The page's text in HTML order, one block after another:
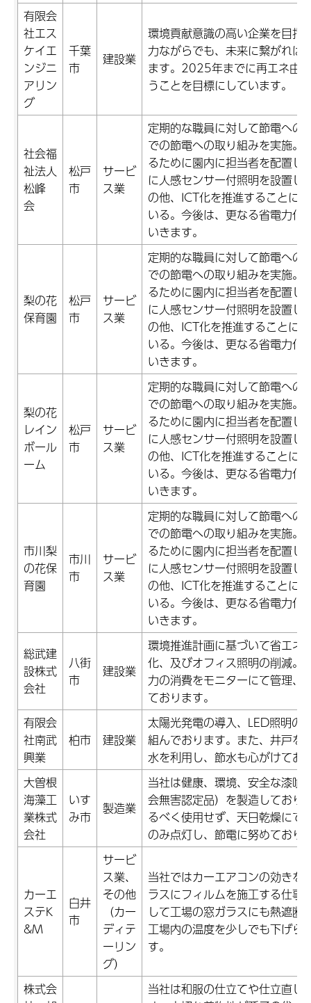
有限会
社エス
ケイエ
ンジニ
アリン
グ
千葉
市
建設業
環境貢献意識の高い企業を目指
力ながらでも、未来に繋がれば
ます。2025年までに再エネ由
うことを目標にしています。
社会福
祉法人
松峰
会
松戸
市
サービ
ス業
定期的な職員に対して節電への
での節電への取り組みを実施。
るために園内に担当者を配置し
に人感センサー付照明を設置し
の他、ICT化を推進することに
いる。今後は、更なる省電力化
いきます。
梨の花
保育園
松戸
市
サービ
ス業
定期的な職員に対して節電への
での節電への取り組みを実施。
るために園内に担当者を配置し
に人感センサー付照明を設置し
の他、ICT化を推進することに
いる。今後は、更なる省電力化
いきます。
梨の花
レイン
ボール
ーム
松戸
市
サービ
ス業
定期的な職員に対して節電への
での節電への取り組みを実施。
るために園内に担当者を配置し
に人感センサー付照明を設置し
の他、ICT化を推進することに
いる。今後は、更なる省電力化
いきます。
市川梨
の花保
育園
市川
市
サービ
ス業
定期的な職員に対して節電への
での節電への取り組みを実施。
るために園内に担当者を配置し
に人感センサー付照明を設置し
の他、ICT化を推進することに
いる。今後は、更なる省電力化
いきます。
総武建
設株式
会社
八街
市
建設業
環境推進計画に基づいて省エネ
化、及びオフィス照明の削減。
力の消費をモニターにて管理、
ております。
有限会
社南武
興業
柏市 建設業
太陽光発電の導入、LED照明の
組んでおります。また、井戸を
水を利用し、節水も心がけてお
大曽根
海藻工
業株式
会社
いす
み市
製造業
当社は健康、環境、安全な漆喰
会無害認定品）を製造しており
るべく使用せず、天日乾燥にて
のみ点灯し、節電に努めており
カーエ
ステK
&M
白井
市
サービ
ス業、
その他
（カー
ディテ
ーリン
グ）
当社ではカーエアコンの効きを
ラスにフィルムを施工する仕事
して工場の窓ガラスにも熱遮断
工場内の温度を少しでも下げら
す。
株式会
当社は和服の仕立てや仕立直し